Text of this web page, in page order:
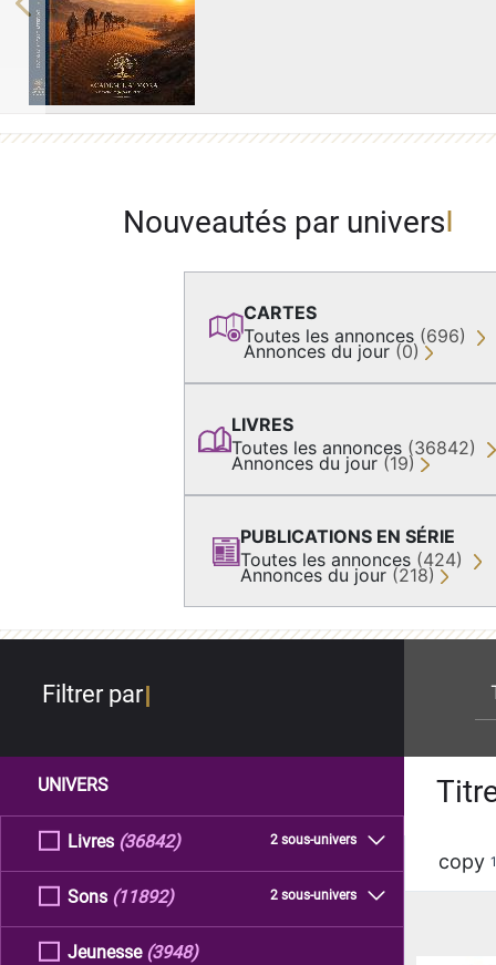
Previous
Nouveautés par univers
CARTES
Toutes les annonces (696)
Annonces du jour (0)
LIVRES
Toutes les annonces (36842)
Annonces du jour (19)
PUBLICATIONS EN SÉRIE
Toutes les annonces (424)
Annonces du jour (218)
Filtrer par
UNIVERS
Livres 2 sous-univers
(36842)
Sons 2 sous-univers
(11892)
Jeunesse (3948)
copy